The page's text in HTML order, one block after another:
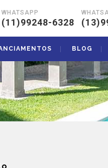
WHATSAPP
(11)99248-6328
BLOG